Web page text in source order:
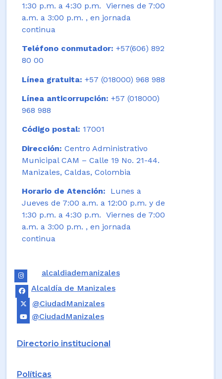
1:30 p.m. a 4:30 p.m. Viernes de 7:00
a.m. a 3:00 p.m. , en jornada
continua
Teléfono conmutador: +57(606) 892
80 00
Línea gratuita: +57 (018000) 968 988
Línea anticorrupción: +57 (018000)
968 988
Código postal: 17001
Dirección: Centro Administrativo
Municipal CAM – Calle 19 No. 21-44.
Manizales, Caldas, Colombia
Horario de Atención: Lunes a
Jueves de 7:00 a.m. a 12:00 p.m. y de
1:30 p.m. a 4:30 p.m. Viernes de 7:00
a.m. a 3:00 p.m. , en jornada
continua
alcaldiademanizales
Alcaldía de Manizales
@CiudadManizales
@CiudadManizales
Directorio institucional
Políticas